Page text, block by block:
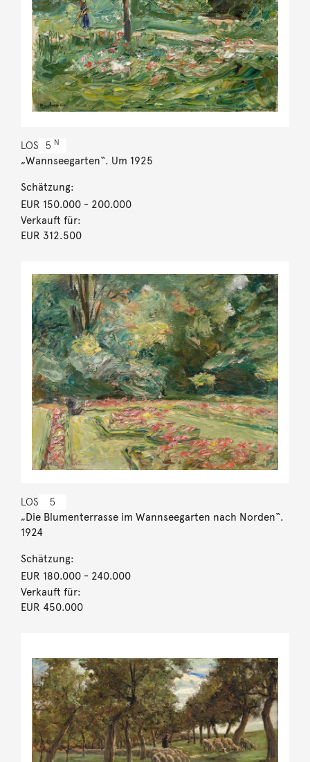
LOS 5 N
„Wannseegarten“. Um 1925
Schätzung:
EUR 150.000- 200.000
Verkauft für:
EUR 312.500
LOS 5
„Die Blumenterrasse im Wannseegarten nach Norden“.
1924
Schätzung:
EUR 180.000- 240.000
Verkauft für:
EUR 450.000